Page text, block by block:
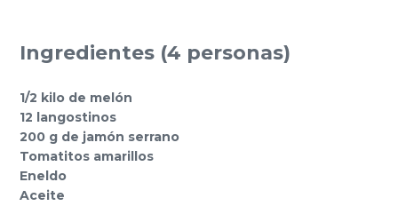
Ingredientes (4 personas)
1/2 kilo de melón
12 langostinos
200 g de jamón serrano
Tomatitos amarillos
Eneldo
Aceite